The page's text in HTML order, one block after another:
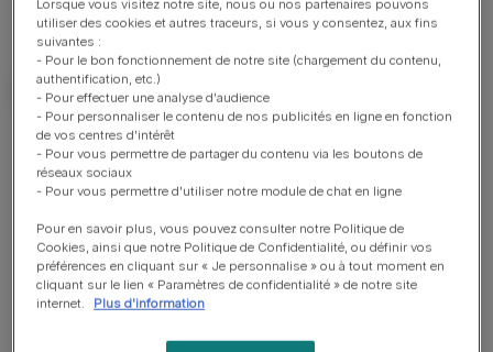
Bon à savoir
Education requise
Apprécie les promenades toniques
Lorsque vous visitez notre site, nous ou nos partenaires pouvons
utiliser des cookies et autres traceurs, si vous y consentez, aux fins
suivantes :
- Pour le bon fonctionnement de notre site (chargement du contenu,
authentification, etc.)
- Pour effectuer une analyse d'audience
- Pour personnaliser le contenu de nos publicités en ligne en fonction
de vos centres d'intérêt
- Pour vous permettre de partager du contenu via les boutons de
réseaux sociaux
- Pour vous permettre d'utiliser notre module de chat en ligne
Pour en savoir plus, vous pouvez consulter notre Politique de
Cookies, ainsi que notre Politique de Confidentialité, ou définir vos
préférences en cliquant sur « Je personnalise » ou à tout moment en
cliquant sur le lien « Paramètres de confidentialité » de notre site
internet.
Plus d'information